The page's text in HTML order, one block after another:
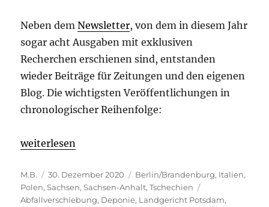
Neben demNewsletter, von dem in diesem Jahr
sogar acht Ausgaben mit exklusiven
Recherchen erschienen sind, entstanden
wieder Beiträge für Zeitungen und den eigenen
Blog. Die wichtigsten Veröffentlichungen in
chronologischer Reihenfolge:
„Über (illegale) Müllexporte, eine neue
weiterlesen
Autor
M.B.
Veröffentlicht
am
30. Dezember 2020 Kategorien
Berlin/Brandenburg, Italien,
Polen,Sachsen,Sachsen-Anhalt,Tschechien
Abfallverschiebung, Deponie, Landgericht Potsdam,